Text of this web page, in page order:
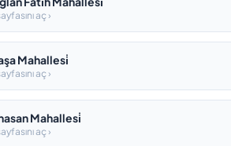
aç ›
Mahallesi̇
aç ›
Mahallesi̇
aç ›